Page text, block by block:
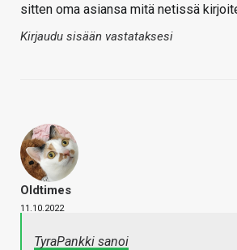
sitten oma asiansa mitä netissä
Kirjaudu sisään vastataksesi
Oldtimes
11.10.2022
TyraPankki sanoi